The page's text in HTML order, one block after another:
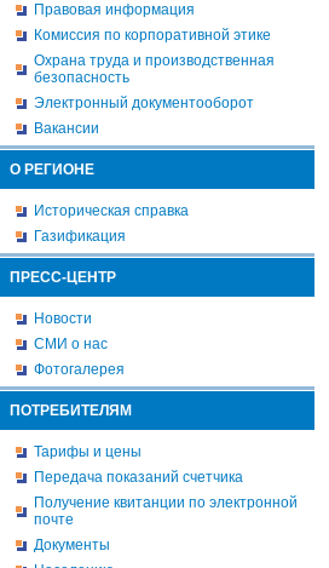
Правовая информация
Комиссия по корпоративной этике
Охрана труда и производственная
безопасность
Электронный документооборот
Вакансии
О РЕГИОНЕ
Историческая справка
Газификация
ПРЕСС-ЦЕНТР
Новости
СМИ о нас
Фотогалерея
ПОТРЕБИТЕЛЯМ
Тарифы и цены
Передача показаний счетчика
Получение квитанции по электронной
почте
Документы